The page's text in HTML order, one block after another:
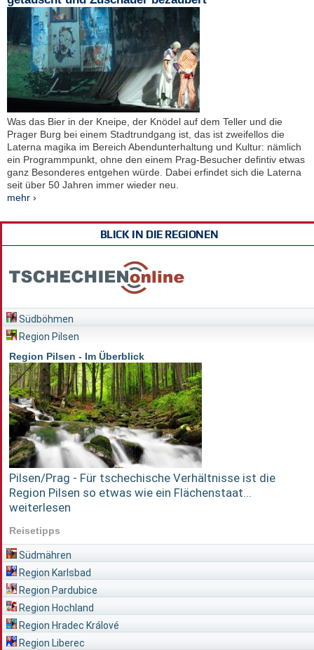
Was das Bier in der Kneipe, der Knödel auf dem Teller und die
Prager Burg bei einem Stadtrundgang ist, das ist zweifellos die
Laterna magika im Bereich Abendunterhaltung und Kultur: nämlich
ein Programmpunkt, ohne den einem Prag-Besucher defintiv etwas
ganz Besonderes entgehen würde. Dabei erfindet sich die Laterna
seit über 50 Jahren immer wieder neu.
mehr ›
BLICK IN DIE REGIONEN
Südböhmen
Region Pilsen
Region Pilsen - Im Überblick
Pilsen/Prag - Für tschechische Verhältnisse ist die
Region Pilsen so etwas wie ein Flächenstaat...
weiterlesen
Reisetipps
Südmähren
Region Karlsbad
Region Pardubice
Region Hochland
Region Hradec Králové
Region Liberec